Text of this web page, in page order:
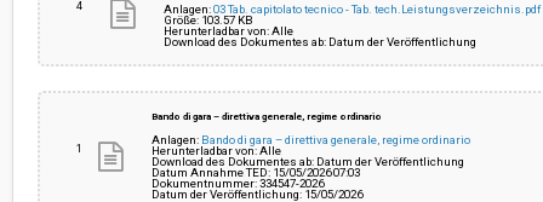
4
Anlagen:03 Tab. capitolato tecnico - Tab. tech.Leistungsverzeichnis.pdf
Größe: 103.57 KB
Herunterladbar von: Alle
Download des Dokumentes ab: Datum der Veröffentlichung
1
Bando di gara – direttiva generale, regime ordinario
Anlagen: Bando di gara – direttiva generale, regime ordinario
Herunterladbar von: Alle
Download des Dokumentes ab: Datum der Veröffentlichung
Datum Annahme TED: 15/05/2026 07:03
Dokumentnummer: 334547-2026
Datum der Veröffentlichung: 15/05/2026